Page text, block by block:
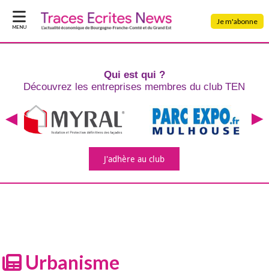
MENU
Je m'abonne
Qui est qui ?
Découvrez les entreprises membres du club TEN
J'adhèreau club
Urbanisme